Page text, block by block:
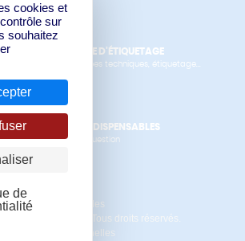
DE DEMANDE D'ÉTIQUETAGE
de l'opérateur, données techniques, étiquetage...
STERIS LES INDISPENSABLES
devis ou pour toute question
Mentions Légales
2020 STERIS SAS. Tous droits réservés.
Données personnelles
cookies et
sur
souhaitez
de